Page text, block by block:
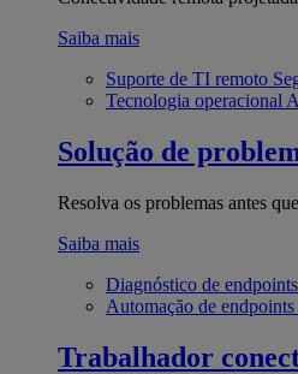
Saiba mais
Suporte de TI remoto
Tecnologia operacional
Solução de
Resolva os problemas antes
Saiba mais
Diagnóstico de endpoints
Automação de endpoints
Trabalhador